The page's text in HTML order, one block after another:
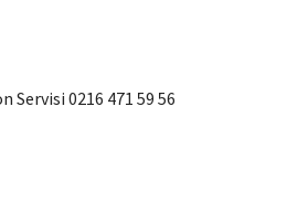
Servisi 0216 471 59 56